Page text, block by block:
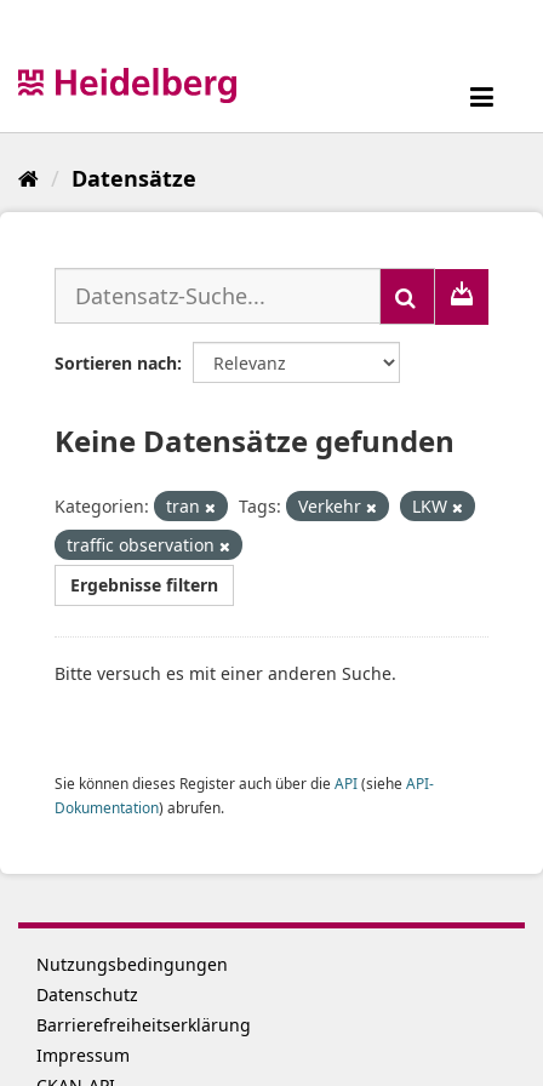
Datensätze
Sortieren nach
Keine Datensätze gefunden
Kategorien: tran Tags: Verkehr
LKW
traffic observation
Ergebnisse filtern
Bitte versuch es mit einer anderen Suche.
Sie können dieses Register auch über die API(siehe API-
Dokumentation) abrufen.
Nutzungsbedingungen
Datenschutz
Barrierefreiheitserklärung
Impressum